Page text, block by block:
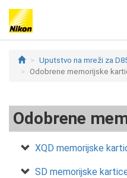
Uputstvo na mreži za
Odobrene memorijske
Odobrene
XQD memorijske
SD memorijske